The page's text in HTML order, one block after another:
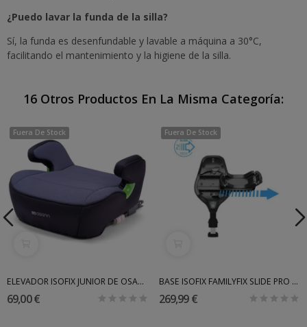
¿Puedo lavar la funda de la silla?
Sí, la funda es desenfundable y lavable a máquina a 30°C,
facilitando el mantenimiento y la higiene de la silla.
16 Otros Productos En La Misma Categoría:
Fuera De Stock
ELEVADOR ISOFIX JUNIOR DE OSANN
69,00 €
Fuera De Stock
BASE ISOFIX FAMILYFIX SLIDE PRO BLACK MAXI COSI
269,99 €